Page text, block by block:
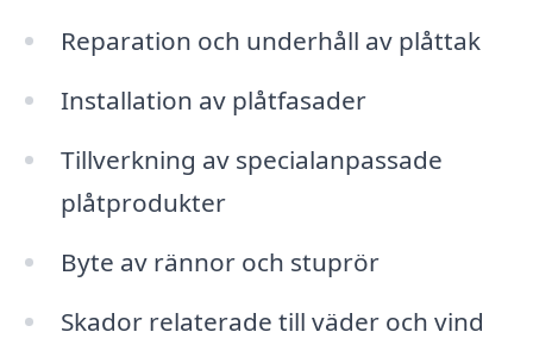
Reparation och underhåll av plåttak
Installation av plåtfasader
Tillverkning av specialanpassade
plåtprodukter
Byte av rännor och stuprör
Skador relaterade till väder och vind